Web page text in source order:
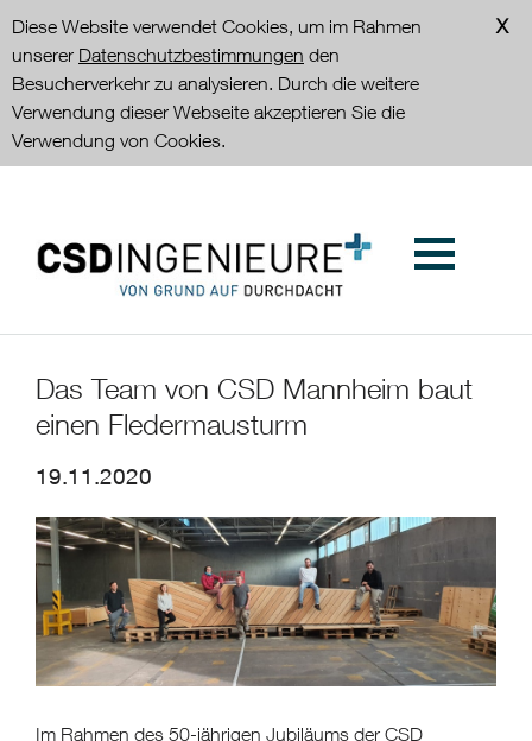
Diese Website verwendet Cookies, um im Rahmen
unserer Datenschutzbestimmungen den
Besucherverkehr zu analysieren. Durch die weitere
Verwendung dieser Webseite akzeptieren Sie die
Verwendung von Cookies.
Das Team von CSD Mannheim baut
einen Fledermausturm
19.11.2020
Im Rahmen des 50-jährigen Jubiläums der CSD